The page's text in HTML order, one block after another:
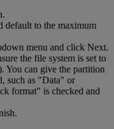
default to the maximum
menu and click Next.
the file system is set to
You can give the partition
such as "Data" or
format" is checked and